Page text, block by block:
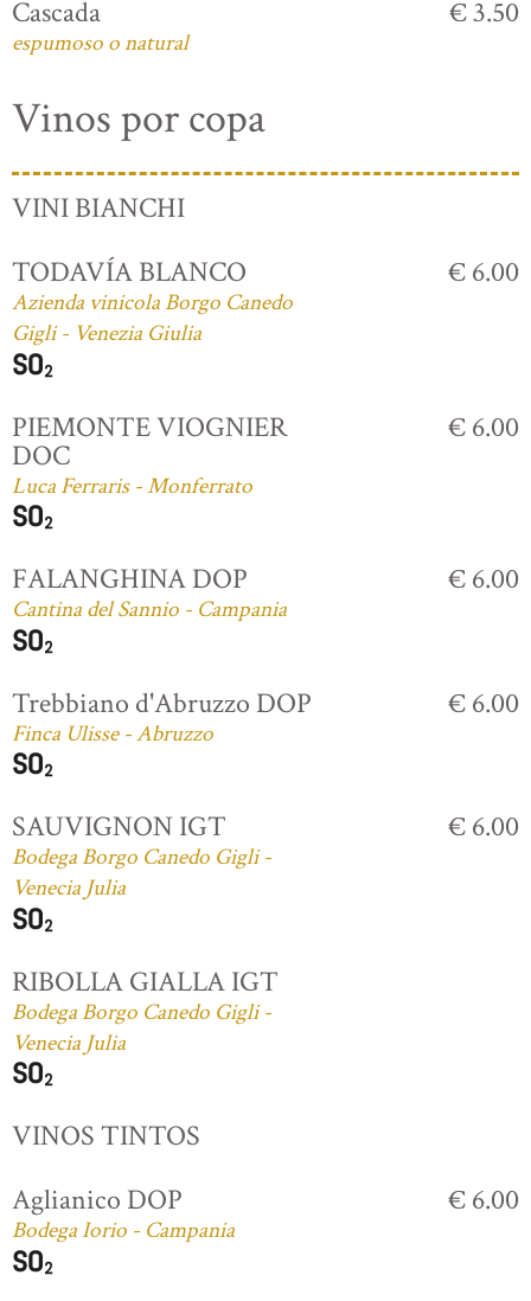
Cascada
espumoso o natural
€ 3.50
Vinos por copa
VINI BIANCHI
TODAVÍA BLANCO
Azienda vinicola Borgo Canedo
Gigli - Venezia Giulia
€ 6.00
PIEMONTE VIOGNIER
DOC
Luca Ferraris - Monferrato
€ 6.00
FALANGHINA DOP
Cantina del Sannio - Campania
€ 6.00
Trebbiano d'Abruzzo DOP
Finca Ulisse - Abruzzo
€ 6.00
SAUVIGNON IGT
Bodega Borgo Canedo Gigli -
Venecia Julia
€ 6.00
RIBOLLA GIALLA IGT
Bodega Borgo Canedo Gigli -
Venecia Julia
VINOS TINTOS
Aglianico DOP
Bodega Iorio - Campania
€ 6.00